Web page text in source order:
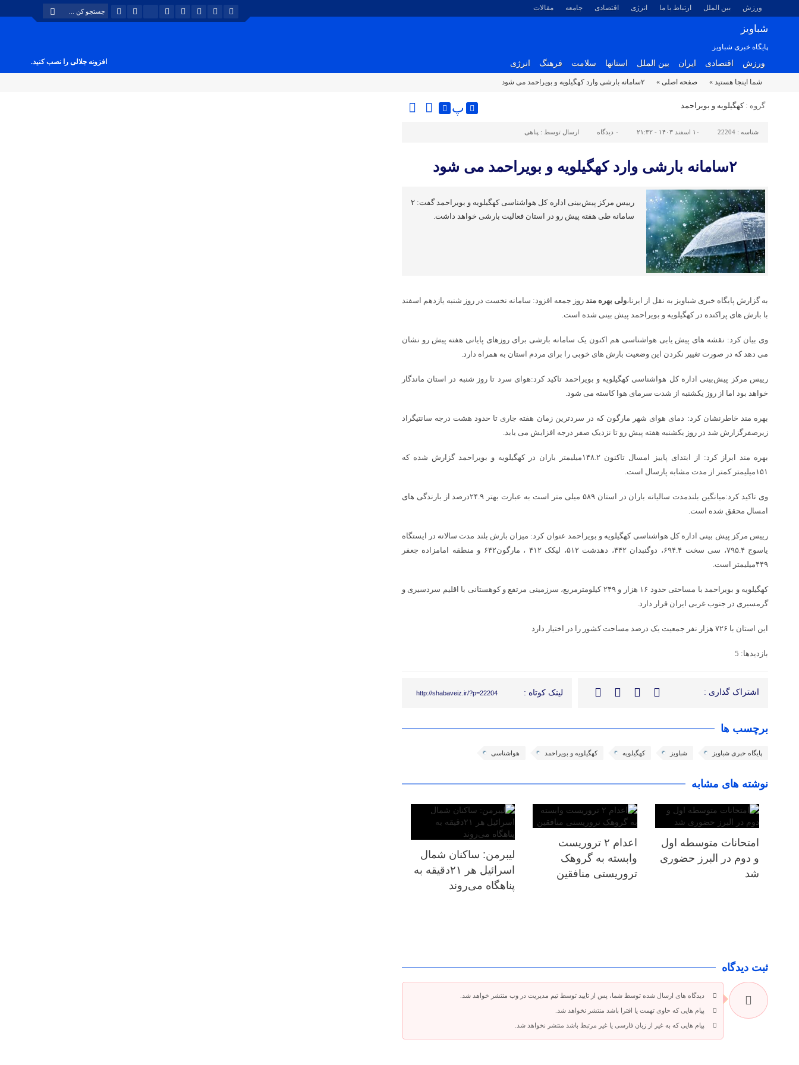
ورزش بین الملل ارتباط با ما انرژی اقتصادی جامعه مقالات
شباویز
پایگاه خبری شباویز
ورزش اقتصادی ایران بین الملل استانها سلامت فرهنگ انرژی افزونه جلالی را نصب کنید.
شما اینجا هستید » صفحه اصلی » ۲سامانه بارشی وارد کهگیلویه و بویراحمد می شود
گروه :کهگیلویه و بویراحمد پ
شناسه : 22204 ۱۰ اسفند ۱۴۰۳ - ۲۱:۳۲ ۰ دیدگاه ارسال توسط : پناهی
۲سامانه بارشی وارد کهگیلویه و بویراحمد می شود
رییس مرکز پیش‌بینی اداره کل هواشناسی کهگیلویه و بویراحمد گفت: ۲
سامانه طی هفته پیش رو در استان فعالیت بارشی خواهد داشت.
به گزارش پایگاه خبری شباویز به نقل از ایرنا،ولی بهره مند روز جمعه افزود: سامانه نخست در روز شنبه یازدهم اسفند
با بارش های پراکنده در کهگیلویه و بویراحمد پیش بینی شده است.
وی بیان کرد: نقشه های پیش یابی هواشناسی هم اکنون یک سامانه بارشی برای روزهای پایانی هفته پیش رو نشان
می دهد که در صورت تغییر نکردن این وضعیت بارش های خوبی را برای مردم استان به همراه دارد.
رییس مرکز پیش‌بینی اداره کل هواشناسی کهگیلویه و بویراحمد تاکید کرد:هوای سرد تا روز شنبه در استان ماندگار
خواهد بود اما از روز یکشنبه از شدت سرمای هوا کاسته می شود.
بهره مند خاطرنشان کرد: دمای هوای شهر مارگون که در سردترین زمان هفته جاری تا حدود هشت درجه سانتیگراد
زیرصفرگزارش شد در روز یکشنبه هفته پیش رو تا نزدیک صفر درجه افزایش می یابد.
بهره مند ابراز کرد: از ابتدای پاییز امسال تاکنون ۱۴۸.۲میلیمتر باران در کهگیلویه و بویراحمد گزارش شده که
۱۵۱میلیمتر کمتر از مدت مشابه پارسال است.
وی تاکید کرد:میانگین بلندمدت سالیانه باران در استان ۵۸۹ میلی متر است به عبارت بهتر ۲۴.۹درصد از بارندگی های
امسال محقق شده است.
رییس مرکز پیش بینی اداره کل هواشناسی کهگیلویه و بویراحمد عنوان کرد: میزان بارش بلند مدت سالانه در ایستگاه
یاسوج ۷۹۵.۴، سی سخت ۶۹۴.۴، دوگنبدان ۴۴۲، دهدشت ۵۱۲، لیکک ۴۱۲ ، مارگون۶۴۲ و منطقه امامزاده جعفر
۴۴۹میلیمتر است.
کهگیلویه و بویراحمد با مساحتی حدود ۱۶ هزار و ۲۴۹ کیلومترمربع، سرزمینی مرتفع و کوهستانی با اقلیم سردسیری و
گرمسیری در جنوب غربی ایران قرار دارد.
این استان با ۷۲۶ هزار نفر جمعیت یک درصد مساحت کشور را در اختیار دارد
بازدیدها: 5
اشتراک گذاری : لینک کوتاه : http://shabaveiz.ir/?p=22204
برچسب ها
پایگاه خبری شباویز شباویز کهگیلویه کهگیلویه و بویراحمد هواشناسی
نوشته های مشابه
امتحانات متوسطه اول
و دوم در البرز حضوری
شد
اعدام ۲ تروریست
وابسته به گروهک
تروریستی منافقین
لیبرمن: ساکنان شمال
اسرائیل هر ۲۱دقیقه به
پناهگاه می‌روند
ثبت دیدگاه
دیدگاه های ارسال شده توسط شما، پس از تایید توسط تیم مدیریت در وب منتشر خواهد شد.
پیام هایی که حاوی تهمت یا افترا باشد منتشر نخواهد شد.
پیام هایی که به غیر از زبان فارسی یا غیر مرتبط باشد منتشر نخواهد شد.